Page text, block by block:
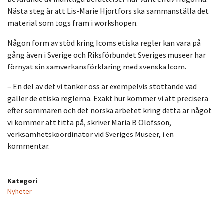
Nästa steg är att Lis-Marie Hjortfors ska sammanställa det
material som togs fram i workshopen.
Någon form av stöd kring Icoms etiska regler kan vara på
gång även i Sverige och Riksförbundet Sveriges museer har
förnyat sin samverkansförklaring med svenska Icom.
– En del av det vi tänker oss är exempelvis stöttande vad
gäller de etiska reglerna. Exakt hur kommer vi att precisera
efter sommaren och det norska arbetet kring detta är något
vi kommer att titta på, skriver Maria B Olofsson,
verksamhetskoordinator vid Sveriges Museer, i en
kommentar.
Kategori
Nyheter